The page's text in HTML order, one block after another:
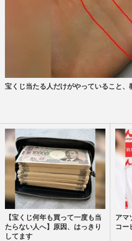
宝くじ当たる人だけがやっていること、
【宝くじ何年も買って一度も当
たらない人へ】原因、はっきり
してます
アマ
コー